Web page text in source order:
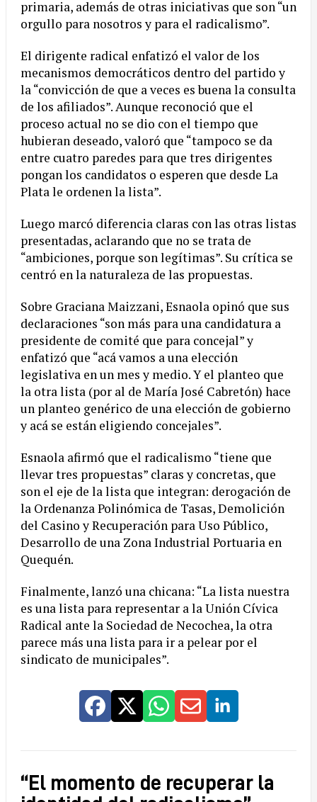
primaria, además de otras iniciativas que son “un
orgullo para nosotros y para el radicalismo”.
El dirigente radical enfatizó el valor de los
mecanismos democráticos dentro del partido y
la “convicción de que a veces es buena la consulta
de los afiliados”. Aunque reconoció que el
proceso actual no se dio con el tiempo que
hubieran deseado, valoró que “tampoco se da
entre cuatro paredes para que tres dirigentes
pongan los candidatos o esperen que desde La
Plata le ordenen la lista”.
Luego marcó diferencia claras con las otras listas
presentadas, aclarando que no se trata de
“ambiciones, porque son legítimas”. Su crítica se
centró en la naturaleza de las propuestas.
Sobre Graciana Maizzani, Esnaola opinó que sus
declaraciones “son más para una candidatura a
presidente de comité que para concejal” y
enfatizó que “acá vamos a una elección
legislativa en un mes y medio. Y el planteo que
la otra lista (por al de María José Cabretón) hace
un planteo genérico de una elección de gobierno
y acá se están eligiendo concejales”.
Esnaola afirmó que el radicalismo “tiene que
llevar tres propuestas” claras y concretas, que
son el eje de la lista que integran: derogación de
la Ordenanza Polinómica de Tasas, Demolición
del Casino y Recuperación para Uso Público,
Desarrollo de una Zona Industrial Portuaria en
Quequén.
Finalmente, lanzó una chicana: “La lista nuestra
es una lista para representar a la Unión Cívica
Radical ante la Sociedad de Necochea, la otra
parece más una lista para ir a pelear por el
sindicato de municipales”.
“El momento de recuperar la